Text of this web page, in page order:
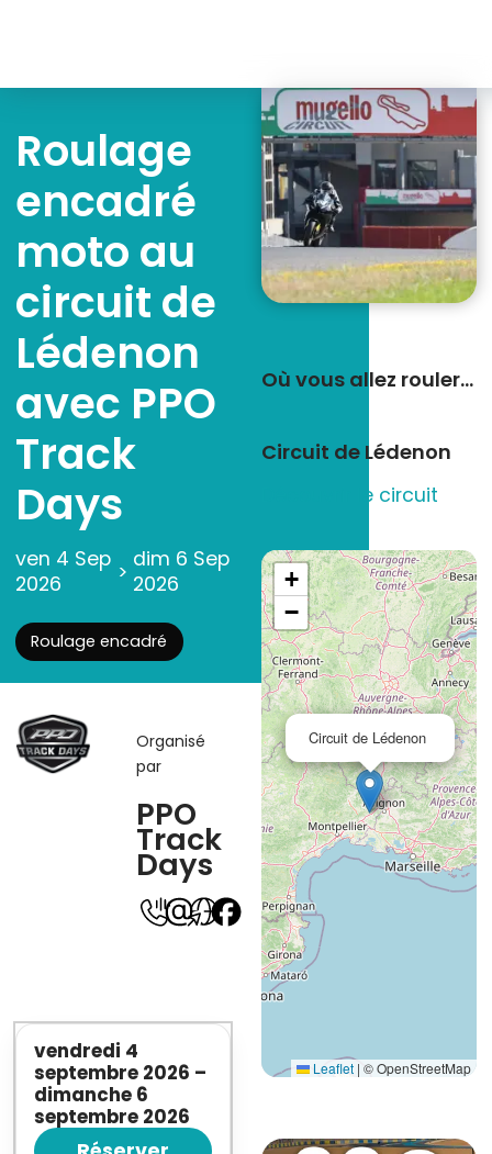
Roulage
encadré
moto au
circuit de
Lédenon
avec PPO
Track
Days
ven 4 Sep
2026
> dim 6 Sep
2026
Roulage encadré
Organisé
par
PPO
Track
Days
vendredi 4
septembre 2026 –
dimanche 6
septembre 2026
Où vous allez rouler…
Circuit de Lédenon
Découvrir le circuit
Circuit de Lédenon
+
−
Leaflet | © OpenStreetMap